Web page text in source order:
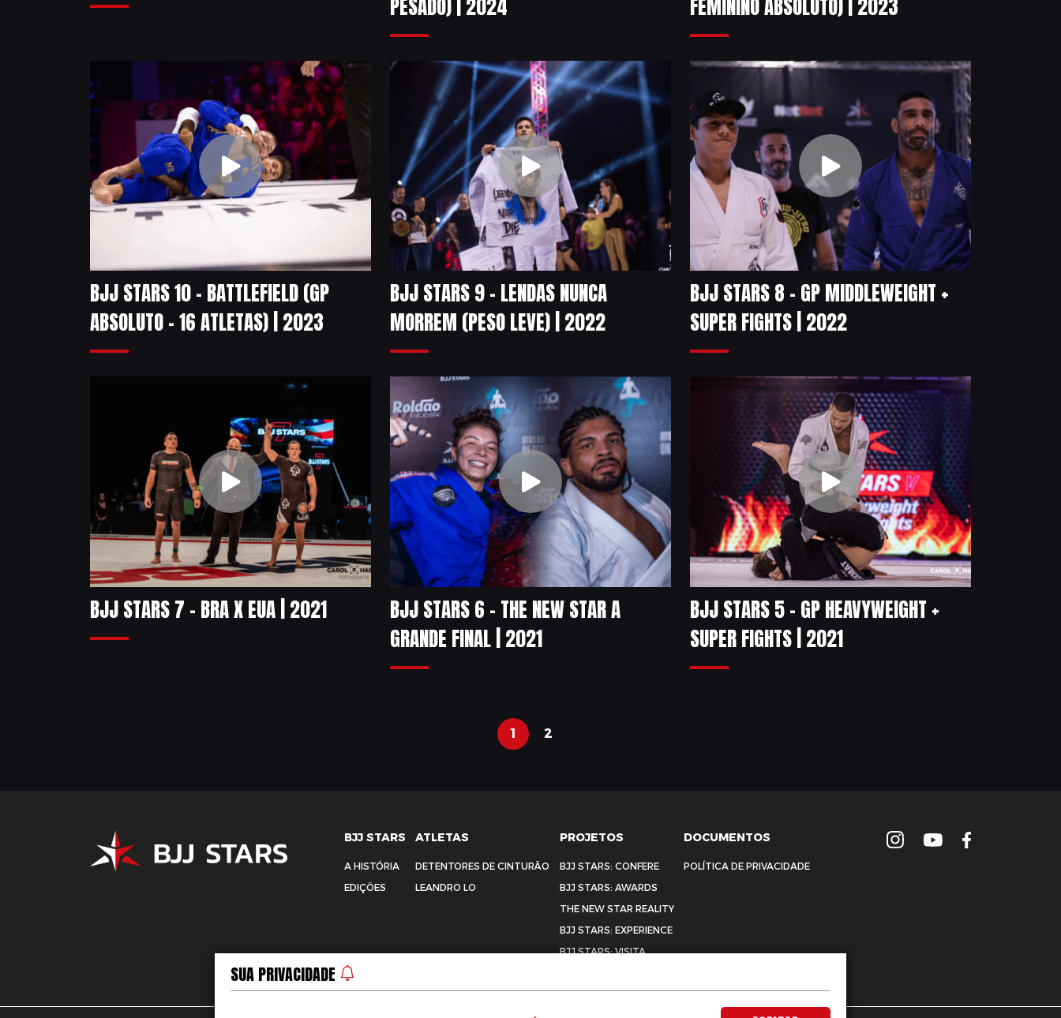
PESADO) | 2024
FEMININO ABSOLUTO) | 2023
BJJ STARS 10 – BATTLEFIELD (GP
ABSOLUTO – 16 ATLETAS) | 2023
BJJ STARS 9 – LENDAS NUNCA
MORREM (PESO LEVE) | 2022
BJJ STARS 8 – GP MIDDLEWEIGHT +
SUPER FIGHTS | 2022
BJJ STARS 7 – BRA X EUA | 2021
BJJ STARS 6 – THE NEW STAR A
GRANDE FINAL | 2021
BJJ STARS 5 – GP HEAVYWEIGHT +
SUPER FIGHTS | 2021
1 2
BJJ STARS
A HISTÓRIA
EDIÇÕES
ATLETAS
DETENTORES DE CINTURÃO
LEANDRO LO
PROJETOS
BJJ STARS: CONFERE
BJJ STARS: AWARDS
THE NEW STAR REALITY
BJJ STARS: EXPERIENCE
BJJ STARS: VISITA
DOCUMENTOS
POLÍTICA DE PRIVACIDADE
SUA PRIVACIDADE